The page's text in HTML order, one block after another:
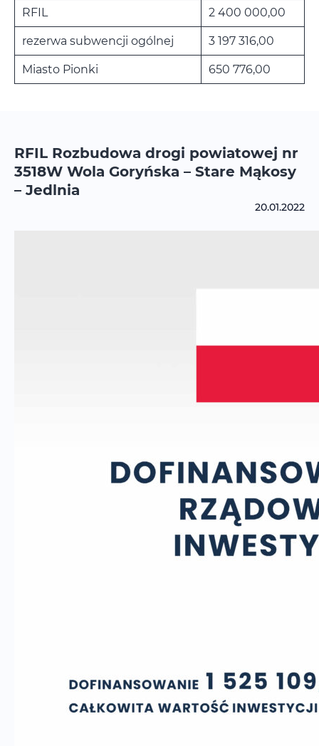
RFIL 2 400 000,00
rezerwa subwencji ogólnej 3 197 316,00
Miasto Pionki 650 776,00
RFIL Rozbudowa drogi powiatowej nr
3518W Wola Goryńska – Stare Mąkosy
– Jedlnia
20.01.2022